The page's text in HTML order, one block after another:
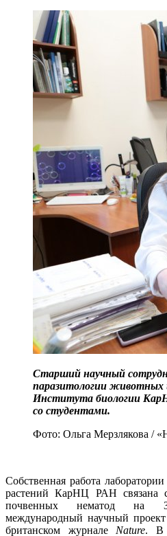
Старший научный
паразитологии животных
Института биологии
со студентами.
Фото: Ольга Мерзлякова /
Собственная работа
растений КарНЦ РАН связана
почвенных нематод на
международный научный
британском журналеNature. В